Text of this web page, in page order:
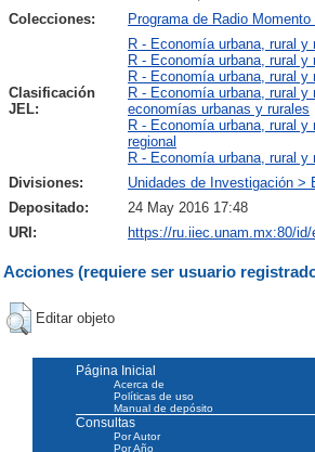
Colecciones:
Programa de Radio
Clasificación
JEL:
R - Economía urbana, rural
R - Economía urbana, rural
R - Economía urbana, rural
R - Economía urbana, rural
economías urbanas y rurales
R - Economía urbana, rural
regional
R - Economía urbana, rural
Divisiones:
Unidades de Investigación >
Depositado:
24 May 2016 17:48
URI:
https://ru.iiec.unam.mx:80/id/
Acciones (requiere ser usuario
Editar objeto
Página Inicial
Acerca de
Políticas de uso
Manual de depósito
Consultas
Por Autor
Por Año